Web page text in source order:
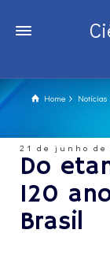
Home Notícias
21 de junho de
Do
120
Brasil